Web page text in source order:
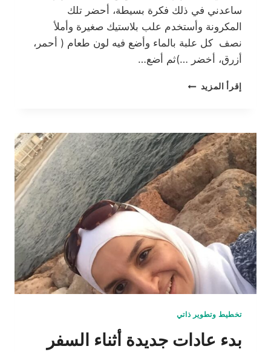
ساعدني في ذلك فكرة بسيطة، أحضر تلك
المكرونة وأستخدم علب بلاستيك صغيرة وأملأ
نصف كل علبة بالماء وأضع فيه لون طعام ( أحمر،
أزرق، أخضر …)ثم أضع…
إقرأ المزيد فكرة
المذاكرة
تخطيط وتطوير ذاتي
بدء عادات جديدة أثناء السفر